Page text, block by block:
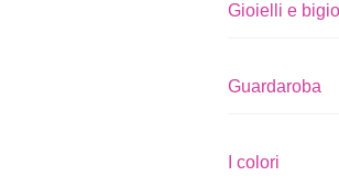
Gioielli e
Guardaroba
I colori